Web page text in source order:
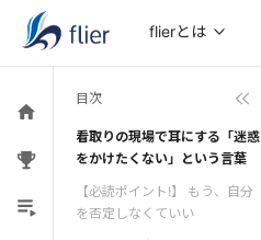
flierとは
目次
看取りの現場で耳にする「迷惑
をかけたくない」という言葉
【必読ポイント!】 もう、自分
を否定しなくていい